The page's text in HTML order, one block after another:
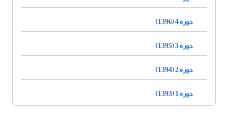
دوره 4 (1396)
دوره 3 (1395)
دوره 2 (1394)
دوره 1 (1393)